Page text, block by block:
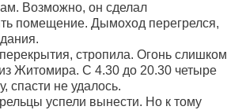
Возможно, он сделал
помещение. Дымоход перегрелся,
стропила. Огонь слишком
из Житомира. С 4.30 до 20.30 четыре
спасти не удалось.
успели вынести. Но к тому